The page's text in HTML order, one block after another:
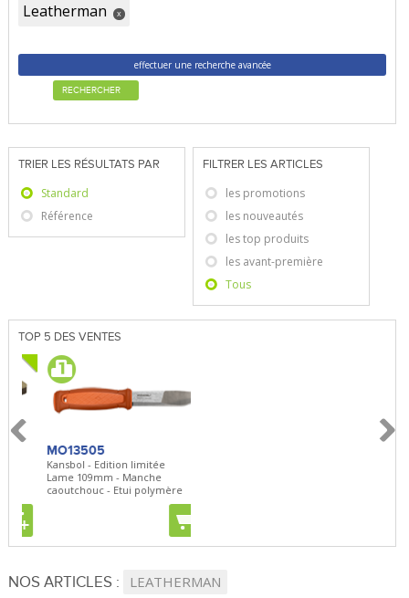
Leatherman x
effectuer une recherche avancée
RECHERCHER
TRIER LES RÉSULTATS PAR
Standard
Référence
FILTRER LES ARTICLES
les promotions
les nouveautés
les top produits
les avant-première
Tous
TOP 5 DES VENTES
MO13505
Kansbol - Edition limitée
Lame 109mm - Manche
caoutchouc - Etui polymère
+
NOS ARTICLES : LEATHERMAN